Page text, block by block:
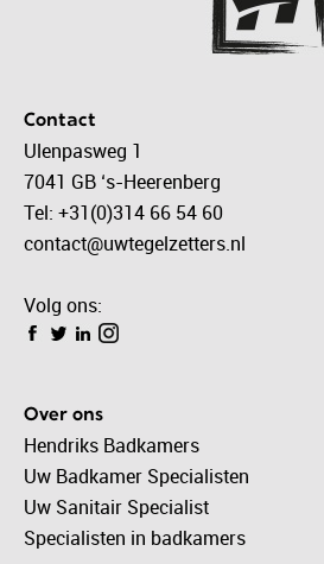
Contact
Ulenpasweg 1
7041 GB ‘s-Heerenberg
Tel: +31(0)314 66 54 60
contact@uwtegelzetters.nl
Volg ons:
Over ons
Hendriks Badkamers
Uw Badkamer Specialisten
Uw Sanitair Specialist
Specialisten in badkamers